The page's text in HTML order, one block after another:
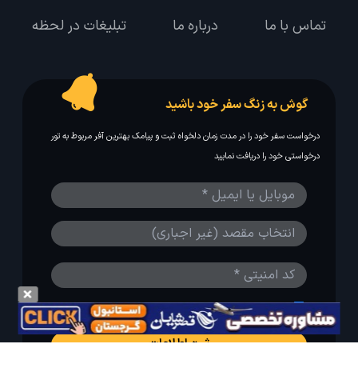
تماس با ما درباره ما تبلیغات در لحظه
گوش به زنگ سفر خود باشید
درخواست سفر خود را در مدت زمان دلخواه ثبت و پیامک بهترین آفر مربوط به تور
درخواستی خود را دریافت نمایید
مایلم ایمیل و یا پیامک خبرنامه دریافت کنم.